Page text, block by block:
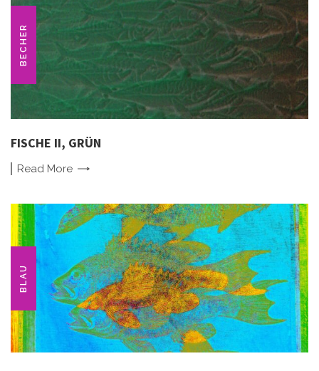
BECHER
FISCHE II, GRÜN
Read More
BLAU